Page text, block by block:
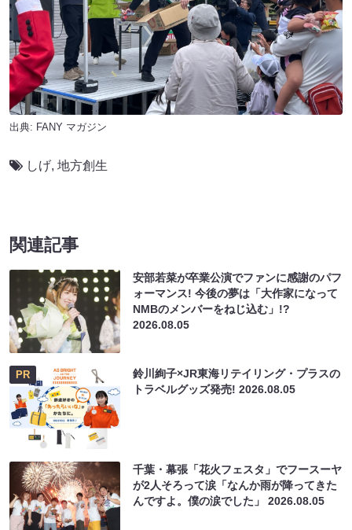
出典: FANY マガジン
しげ, 地方創生
関連記事
安部若菜が卒業公演でファンに感謝のパフ
ォーマンス! 今後の夢は「大作家になって
NMBのメンバーをねじ込む」!?
2026.08.05
PR
鈴川絢子×JR東海リテイリング・プラスの
トラベルグッズ発売!2026.08.05
千葉・幕張「花火フェスタ」でフースーヤ
が2人そろって涙「なんか雨が降ってきた
んですよ。僕の涙でした」2026.08.05